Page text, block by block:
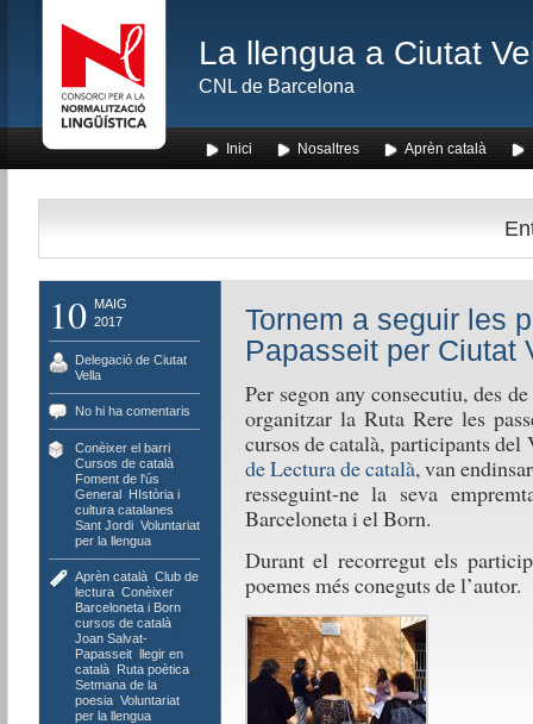
La llengua a Ciutat
CNL de Barcelona
Inici Nosaltres Aprèn català
10
MAIG
2017
Delegació de Ciutat
Vella
No hi ha comentaris
Conèixer el barri,
Cursos de català,
Foment de l'ús
General, HIstòria i
cultura catalanes
Sant Jordi, Voluntariat
per la llengua
Aprèn català, Club de
lectura, Conèixer
Barceloneta i Born,
cursos de català,
Joan Salvat-
Papasseit, llegir en
català, Ruta poètica,
Setmana de la
poesia, Voluntariat
per la llengua
Tornem a seguir les
Papasseit per Ciutat
Per segon any consecutiu, des
organitzar la Ruta Rere les
cursos de català, participants
de Lectura de català, van
resseguint-ne la seva
Barceloneta i el Born.
Durant el recorregut els
poemes més coneguts de l’autor.